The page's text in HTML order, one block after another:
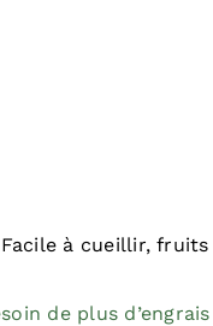
à cueillir,
de plus